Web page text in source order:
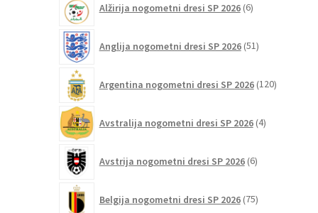
Alžirija nogometni dresi SP 2026 6izdelkov
Anglija nogometni dresi SP 2026 51izdelkov
Argentina nogometni dresi SP 2026 120izdelkov
Avstralija nogometni dresi SP 2026 4izdelki
Avstrija nogometni dresi SP 2026 6izdelkov
Belgija nogometni dresi SP 2026 75izdelkov